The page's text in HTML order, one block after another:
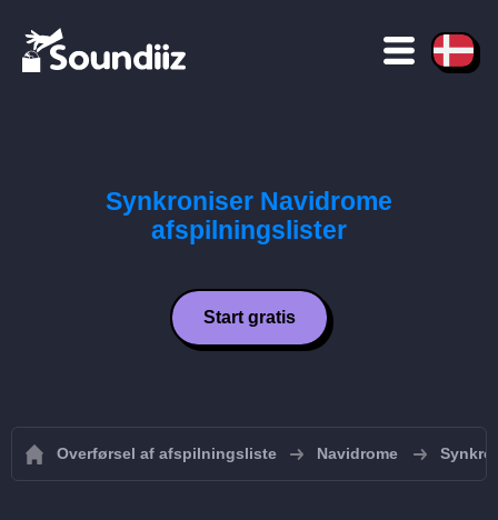
Synkroniser Navidrome
afspilningslister
Start gratis
Overførsel af afspilningsliste Navidrome